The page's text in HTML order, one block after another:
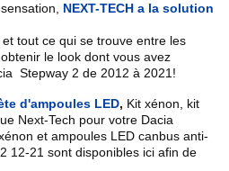
NEXT-TECH a la solution
tout ce qui se trouve entre les
le look dont vous avez
Stepway 2 de 2012 à 2021 !
d'ampoules LED, Kit xénon, kit
Next-Tech pour votre Dacia
xénon et ampoules LED canbus anti-
12-21 sont disponibles ici afin de